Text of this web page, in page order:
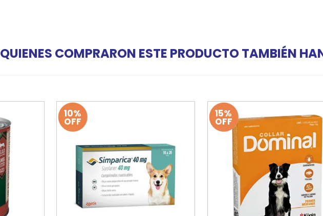
QUIENES COMPRARON ESTE PRODUCTO TAMBIÉN
10%
OFF
15%
OFF